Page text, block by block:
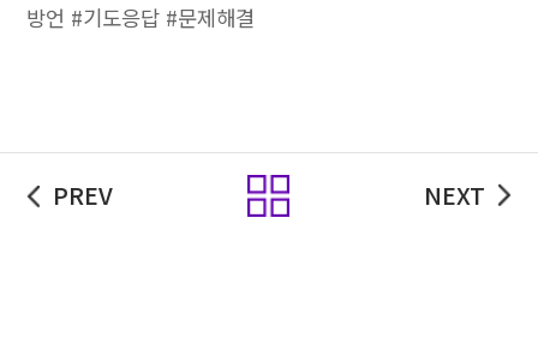
방언 #기도응답 #문제해결
PREV 목록 NEXT